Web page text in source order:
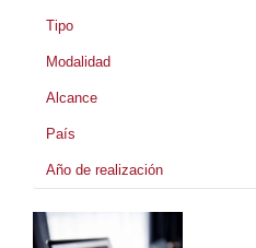
Tipo
Modalidad
Alcance
País
Año de realización